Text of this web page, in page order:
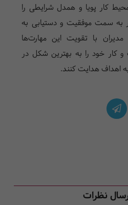
کار پویا و همدل شرایطی را
به سمت موفقیت و دستیابی به
با تقویت این مهارت‌ها
کار خود را به بهترین شکل در
اهداف هدایت کنند.
نظرات